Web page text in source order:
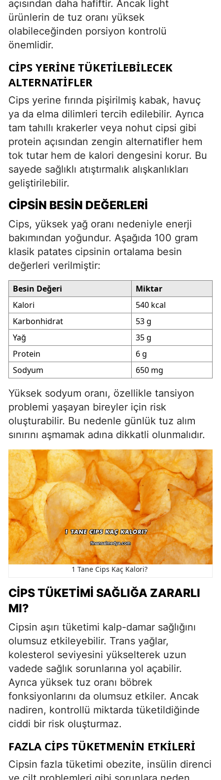
açısından daha hafiftir. Ancak light
ürünlerin de tuz oranı yüksek
olabileceğinden porsiyon kontrolü
önemlidir.
CIPS YERINE TÜKETILEBILECEK
ALTERNATIFLER
Cips yerine fırında pişirilmiş kabak, havuç
ya da elma dilimleri tercih edilebilir. Ayrıca
tam tahıllı krakerler veya nohut cipsi gibi
protein açısından zengin alternatifler hem
tok tutar hem de kalori dengesini korur. Bu
sayede sağlıklı atıştırmalık alışkanlıkları
geliştirilebilir.
CIPSIN BESIN DEĞERLERI
Cips, yüksek yağ oranı nedeniyle enerji
bakımından yoğundur. Aşağıda 100 gram
klasik patates cipsinin ortalama besin
değerleri verilmiştir:
Besin Değeri
Miktar
Kalori
540 kcal
Karbonhidrat
53 g
Yağ
35 g
Protein
6 g
Sodyum
650 mg
Yüksek sodyum oranı, özellikle tansiyon
problemi yaşayan bireyler için risk
oluşturabilir. Bu nedenle günlük tuz alım
sınırını aşmamak adına dikkatli olunmalıdır.
1 Tane Cips Kaç Kalori?
CIPS TÜKETIMI SAĞLIĞA ZARARLI
MI?
Cipsin aşırı tüketimi kalp-damar sağlığını
olumsuz etkileyebilir. Trans yağlar,
kolesterol seviyesini yükselterek uzun
vadede sağlık sorunlarına yol açabilir.
Ayrıca yüksek tuz oranı böbrek
fonksiyonlarını da olumsuz etkiler. Ancak
nadiren, kontrollü miktarda tüketildiğinde
ciddi bir risk oluşturmaz.
FAZLA CIPS TÜKETMENIN ETKILERI
Cipsin fazla tüketimi obezite, insülin direnci